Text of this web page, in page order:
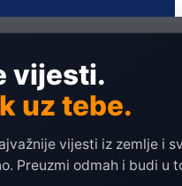
vijesti.
uz tebe.
vijesti iz zemlje i
Preuzmi odmah i budi u